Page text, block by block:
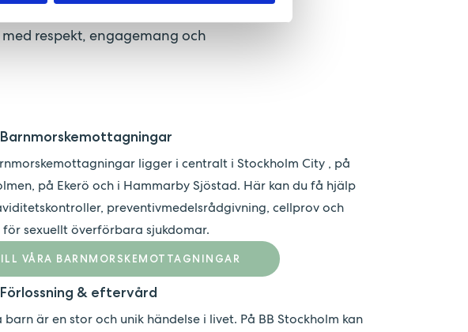
har ett stort inflytande
respekt, engagemang och
Barnmorskemottagningar
ligger i centralt i Stockholm City , på
på Ekerö och i Hammarby Sjöstad. Här kan du få hjälp
preventivmedelsrådgivning, cellprov och
sexuellt överförbara sjukdomar.
VÅRA BARNMORSKEMOTTAGNINGAR
Förlossning & eftervård
är en stor och unik händelse i livet. På BB Stockholm kan